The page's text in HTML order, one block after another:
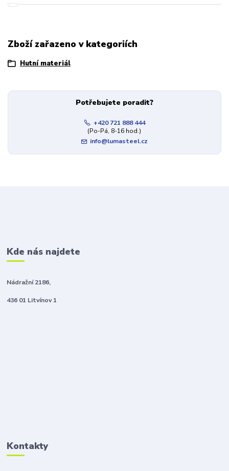
Zboží zařazeno v kategoriích
Hutní materiál
Potřebujete poradit?
+420 721 888 444
(Po-Pá, 8-16 hod.)
info@lumasteel.cz
Kde nás najdete
Nádražní 2186,
436 01 Litvínov 1
Kontakty